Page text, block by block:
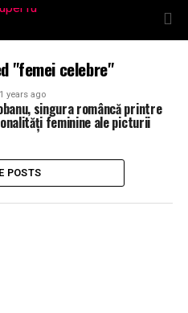
"femei celebre"
years ago
singura româncă printre
feminine ale picturii
POSTS